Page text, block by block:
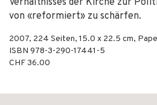
Verhältnisses der Kirche zur
von «reformiert» zu schärfen.
2007, 224 Seiten, 15.0 x 22.5 cm,
ISBN 978-3-290-17441-5
CHF 36.00